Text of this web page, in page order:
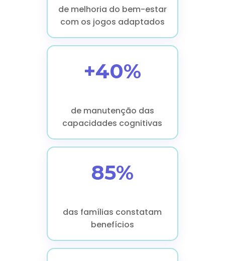
de melhoria do bem-estar
com os jogos adaptados
+40%
de manutenção das
capacidades cognitivas
85%
das famílias constatam
benefícios